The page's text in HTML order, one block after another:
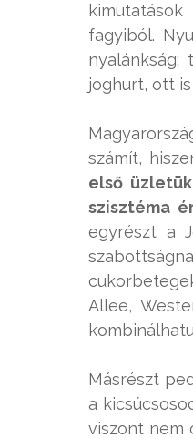
fagyiból.
joghurt, ott
számít,
első
szisztéma
egyrészt a
Allee,
Másrészt
a
viszont nem